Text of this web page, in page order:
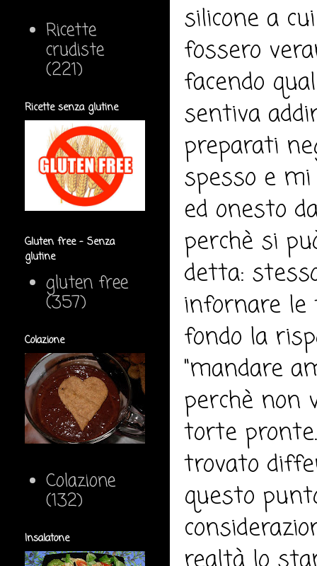
silicone a
fossero
facendo
sentiva
preparati
spesso e
ed onesto
perchè si
detta:
infornare le
fondo la
"mandare
perchè non
torte
trovato
questo
Ricette
crudiste
(221)
Ricette senza glutine
Gluten free - Senza
glutine
gluten free
(357)
Colazione
Colazione
(132)
Insalatone